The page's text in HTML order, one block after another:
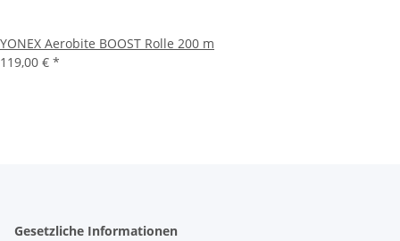
YONEX Aerobite BOOST Rolle 200 m
119,00 € *
Gesetzliche Informationen